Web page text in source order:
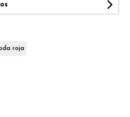
roja